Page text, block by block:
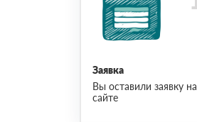
Заявка
Вы оставили заявку на
сайте